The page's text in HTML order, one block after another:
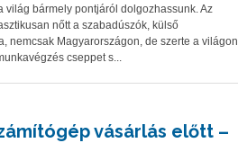
világ bármely pontjáról dolgozhassunk. Az
nőtt a szabadúszók, külső
nemcsak Magyarországon, de szerte a világon
cseppet s...
vásárlás előtt –